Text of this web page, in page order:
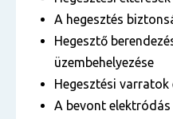
A hegesztés
Hegesztő
üzembehelyezése
Hegesztési
A bevont elektródás